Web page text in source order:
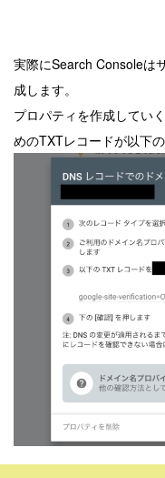
実際にSearch Consoleは
成します。
プロパティを作成してい
めのTXTレコードが以下